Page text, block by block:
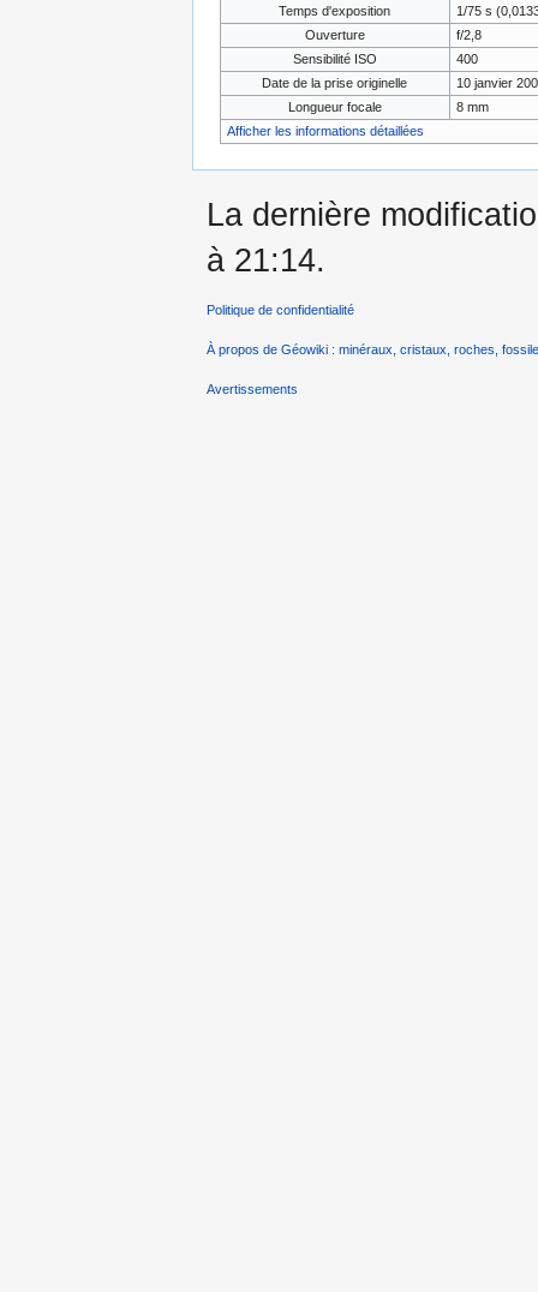
Temps d'exposition
1/75 s
Ouverture
f/2,8
Sensibilité ISO
400
Date de la prise originelle
10 janvier
Longueur focale
8 mm
Afficher les informations détaillées
La dernière
à 21:14.
Politique de confidentialité
À propos de Géowiki : minéraux, cristaux, roches,
Avertissements